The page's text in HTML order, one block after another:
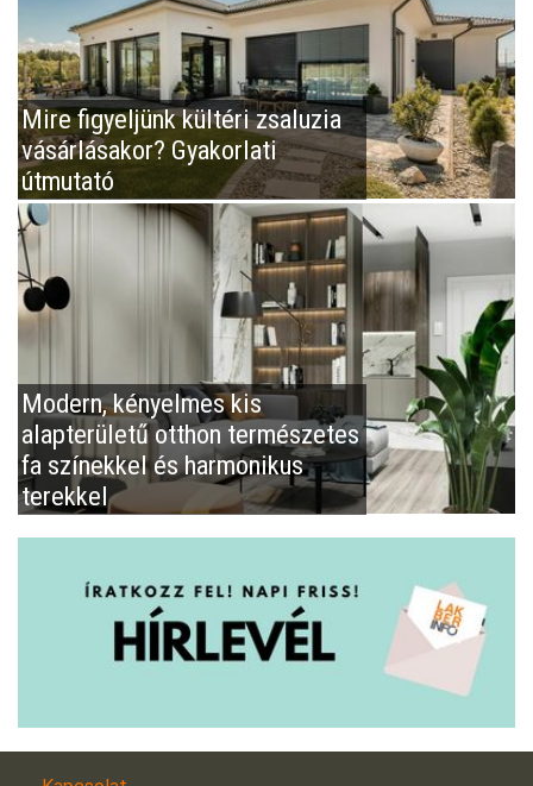
Mire figyeljünk kültéri zsaluzia
vásárlásakor? Gyakorlati
útmutató
Modern, kényelmes kis
alapterületű otthon természetes
fa színekkel és harmonikus
terekkel